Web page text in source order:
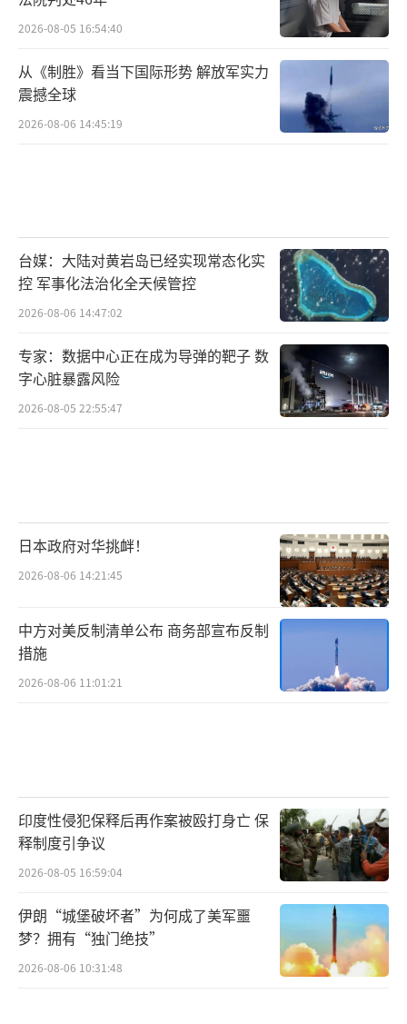
其中应涌现出了不少历史名人，如诗人晁
衡，原名阿倍仲麻吕，在担任遣唐使期间，与
李白、王维结下了深厚的友谊；
高僧鉴真东渡日本
（唐招提寺）
而在这个过程中，日本本土文化和历史也
因汉字得以记载，日本的文字也得到了进一步
的发展。
例如借助汉字来记载的日本古歌谣汇编
后来日本又借鉴汉字创造出了平假名和片
假名，也就是今天所见的五十音。平假名来源
于草书，而片假名则来源于楷书。
训读。音读就是用类似汉语的读音来读日语，
训读则是按照日本本土读音来读中文。
此外，日本还模仿着汉字，创造出了一些
变成了“畑”。
总之，日语的词汇得到扩展，文化得以记
2026-08-05 16:54:40
从《制胜》看当下国际形势 解放军实力
震撼全球
2026-08-06 14:45:19
台媒：大陆对黄岩岛已经实现常态化实
控 军事化法治化全天候管控
2026-08-06 14:47:02
专家：数据中心正在成为导弹的靶子 数
字心脏暴露风险
2026-08-05 22:55:47
日本政府对华挑衅！
2026-08-06 14:21:45
中方对美反制清单公布 商务部宣布反制
措施
2026-08-06 11:01:21
印度性侵犯保释后再作案被殴打身亡 保
释制度引争议
2026-08-05 16:59:04
伊朗“城堡破坏者”为何成了美军噩
梦？拥有“独门绝技”
2026-08-06 10:31:48